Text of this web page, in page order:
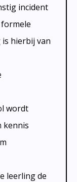
incident
hierbij van
wordt
kennis
leerling de